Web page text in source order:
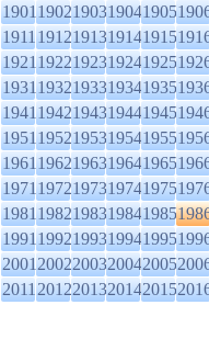
19011902190319041905
19111912191319141915
19211922192319241925
19311932193319341935
19411942194319441945
19511952195319541955
19611962196319641965
19711972197319741975
19811982198319841985
19911992199319941995
20012002200320042005
20112012201320142015